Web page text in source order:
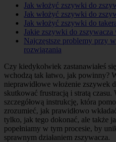
Jak włożyć zszywki do
Jak włożyć zszywki do
Jak włożyć zszywki do
Jakie zszywki do zszywacza
Najczęstsze problemy przy
rozwiązania
Czy kiedykolwiek zastanawiałeś
wchodzą tak łatwo, jak powinny?
nieprawidłowe włożenie zszywek
skutkować frustracją i stratą
szczegółową instrukcję, która
zrozumieć, jak prawidłowo
tylko, jak tego dokonać, ale także
popełniamy w tym procesie, by
sprawnym działaniem zszywacza.